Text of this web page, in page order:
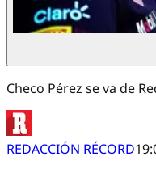
Checo Pérez se va de
REDACCIÓN RÉCORD